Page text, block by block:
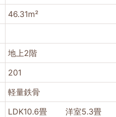
46.31m²
地上2階
201
軽量鉄骨
LDK10.6畳 洋室5.3畳